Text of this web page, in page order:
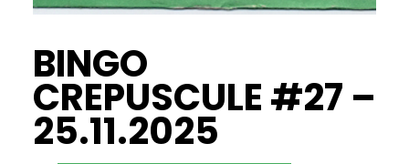
BINGO
CREPUSCULE #27 –
25.11.2025